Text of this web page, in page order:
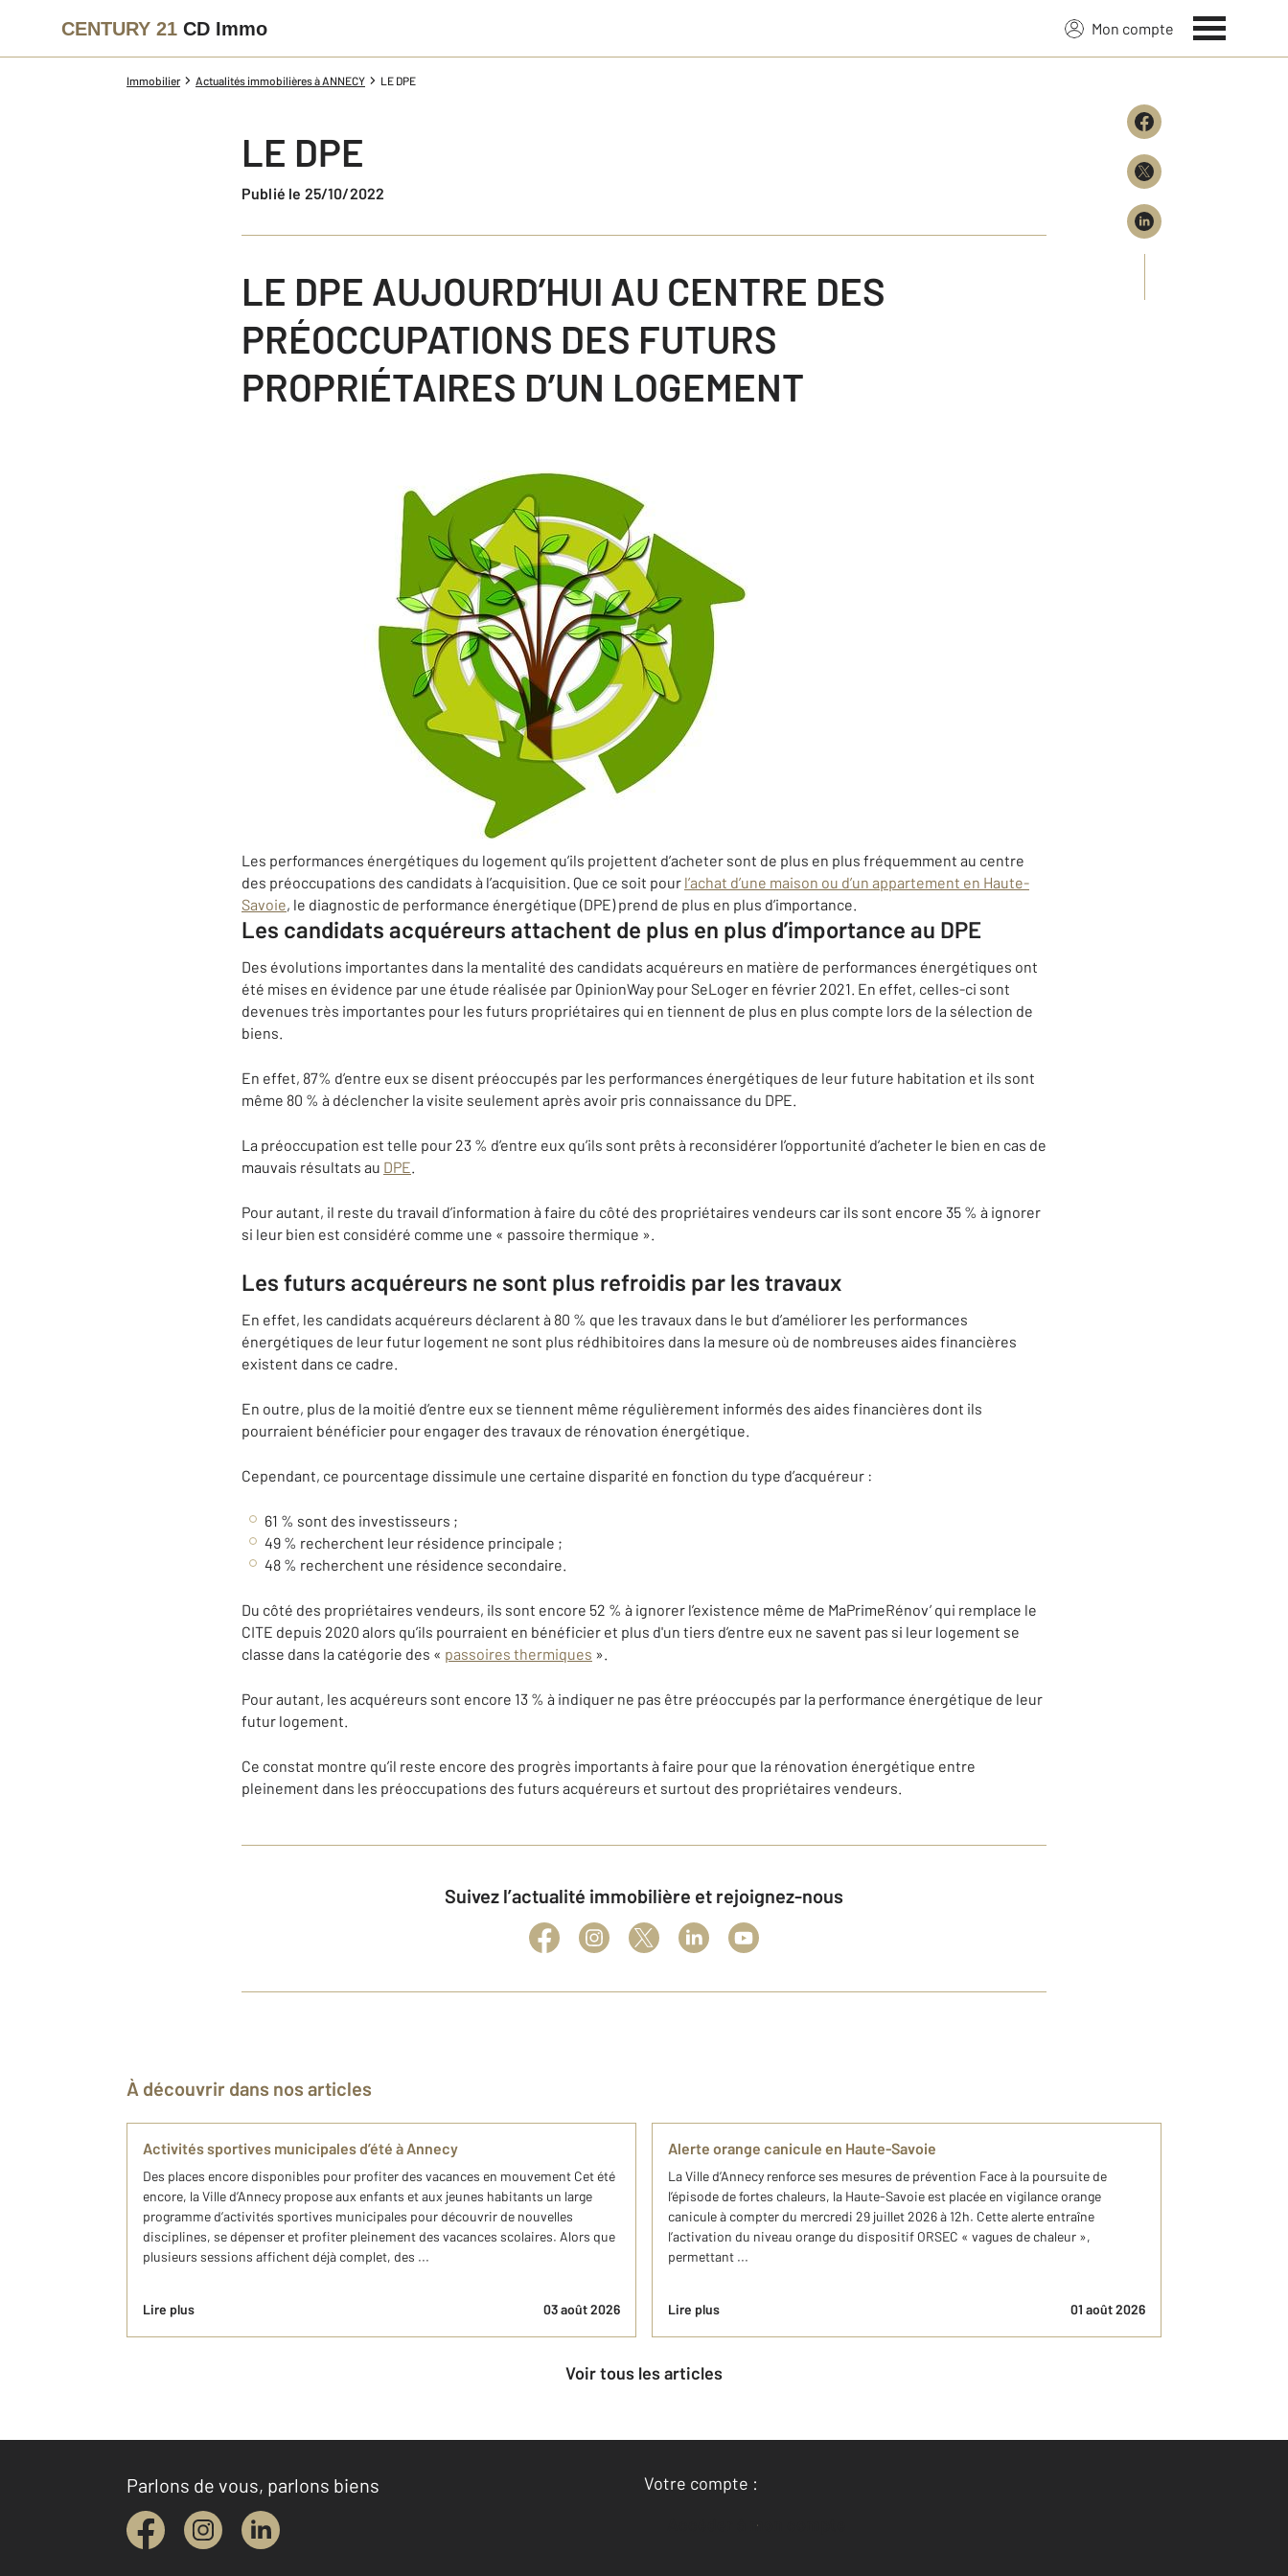
CENTURY 21 CD Immo Mon compte
Immobilier Actualités immobilières à ANNECY LE DPE
LE DPE
Publié le 25/10/2022
LE DPE AUJOURD’HUI AU CENTRE DES
PRÉOCCUPATIONS DES FUTURS
PROPRIÉTAIRES D’UN LOGEMENT
Les performances énergétiques du logement qu’ils projettent d’acheter sont de plus en plus fréquemment au centre
des préoccupations des candidats à l’acquisition. Que ce soit pour l’achat d’une maison ou d’un appartement en Haute-
Savoie, le diagnostic de performance énergétique (DPE) prend de plus en plus d’importance.
Les candidats acquéreurs attachent de plus en plus d’importance au DPE
Des évolutions importantes dans la mentalité des candidats acquéreurs en matière de performances énergétiques ont
été mises en évidence par une étude réalisée par OpinionWay pour SeLoger en février 2021. En effet, celles-ci sont
devenues très importantes pour les futurs propriétaires qui en tiennent de plus en plus compte lors de la sélection de
biens.
En effet, 87% d’entre eux se disent préoccupés par les performances énergétiques de leur future habitation et ils sont
même 80 % à déclencher la visite seulement après avoir pris connaissance du DPE.
La préoccupation est telle pour 23 % d’entre eux qu’ils sont prêts à reconsidérer l’opportunité d’acheter le bien en cas de
mauvais résultats au DPE.
Pour autant, il reste du travail d’information à faire du côté des propriétaires vendeurs car ils sont encore 35 % à ignorer
si leur bien est considéré comme une « passoire thermique ».
Les futurs acquéreurs ne sont plus refroidis par les travaux
En effet, les candidats acquéreurs déclarent à 80 % que les travaux dans le but d’améliorer les performances
énergétiques de leur futur logement ne sont plus rédhibitoires dans la mesure où de nombreuses aides financières
existent dans ce cadre.
En outre, plus de la moitié d’entre eux se tiennent même régulièrement informés des aides financières dont ils
pourraient bénéficier pour engager des travaux de rénovation énergétique.
Cependant, ce pourcentage dissimule une certaine disparité en fonction du type d’acquéreur :
61 % sont des investisseurs ;
49 % recherchent leur résidence principale ;
48 % recherchent une résidence secondaire.
Du côté des propriétaires vendeurs, ils sont encore 52 % à ignorer l’existence même de MaPrimeRénov’ qui remplace le
CITE depuis 2020 alors qu’ils pourraient en bénéficier et plus d'un tiers d’entre eux ne savent pas si leur logement se
classe dans la catégorie des « passoires thermiques ».
Pour autant, les acquéreurs sont encore 13 % à indiquer ne pas être préoccupés par la performance énergétique de leur
futur logement.
Ce constat montre qu’il reste encore des progrès importants à faire pour que la rénovation énergétique entre
pleinement dans les préoccupations des futurs acquéreurs et surtout des propriétaires vendeurs.
Suivez l’actualité immobilière et rejoignez-nous
À découvrir dans nos articles
Activités sportives municipales d’été à Annecy
Des places encore disponibles pour profiter des vacances en mouvement Cet été
encore, la Ville d’Annecy propose aux enfants et aux jeunes habitants un large
programme d’activités sportives municipales pour découvrir de nouvelles
disciplines, se dépenser et profiter pleinement des vacances scolaires. Alors que
plusieurs sessions affichent déjà complet, des ...
Lire plus 03 août 2026
Alerte orange canicule en Haute-Savoie
La Ville d’Annecy renforce ses mesures de prévention Face à la poursuite de
l’épisode de fortes chaleurs, la Haute-Savoie est placée en vigilance orange
canicule à compter du mercredi 29 juillet 2026 à 12h. Cette alerte entraîne
l’activation du niveau orange du dispositif ORSEC « vagues de chaleur »,
permettant ...
Lire plus 01 août 2026
Voir tous les articles
Parlons de vous, parlons biens
Votre compte :
Accéder à mon compte